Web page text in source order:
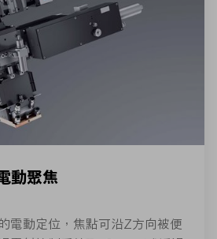
動聚焦
電動定位，焦點可沿Z方向被便